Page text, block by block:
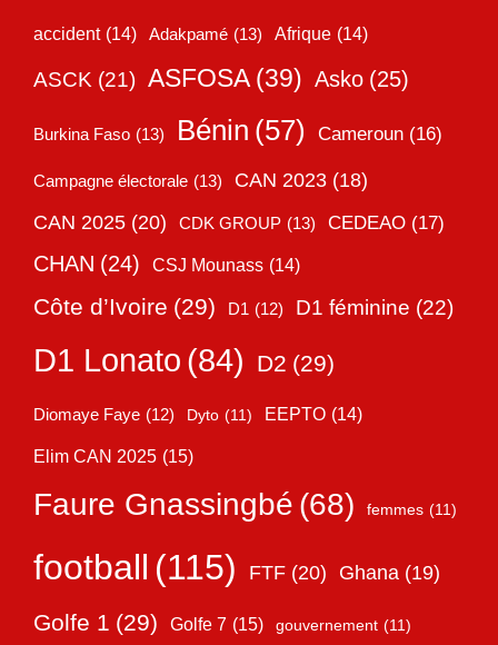
accident (14) Adakpamé (13) Afrique (14)
ASCK (21) ASFOSA (39) Asko (25)
Burkina Faso (13) Bénin (57) Cameroun (16)
Campagne électorale (13) CAN 2023 (18)
CAN 2025 (20) CDK GROUP (13) CEDEAO (17)
CHAN (24) CSJ Mounass (14)
Côte d’Ivoire (29) D1 (12) D1 féminine (22)
D1 Lonato (84) D2 (29)
Diomaye Faye (12) Dyto (11) EEPTO (14)
Elim CAN 2025 (15)
Faure Gnassingbé (68) femmes (11)
football (115) FTF (20) Ghana (19)
Golfe 1 (29) Golfe 7 (15) gouvernement (11)